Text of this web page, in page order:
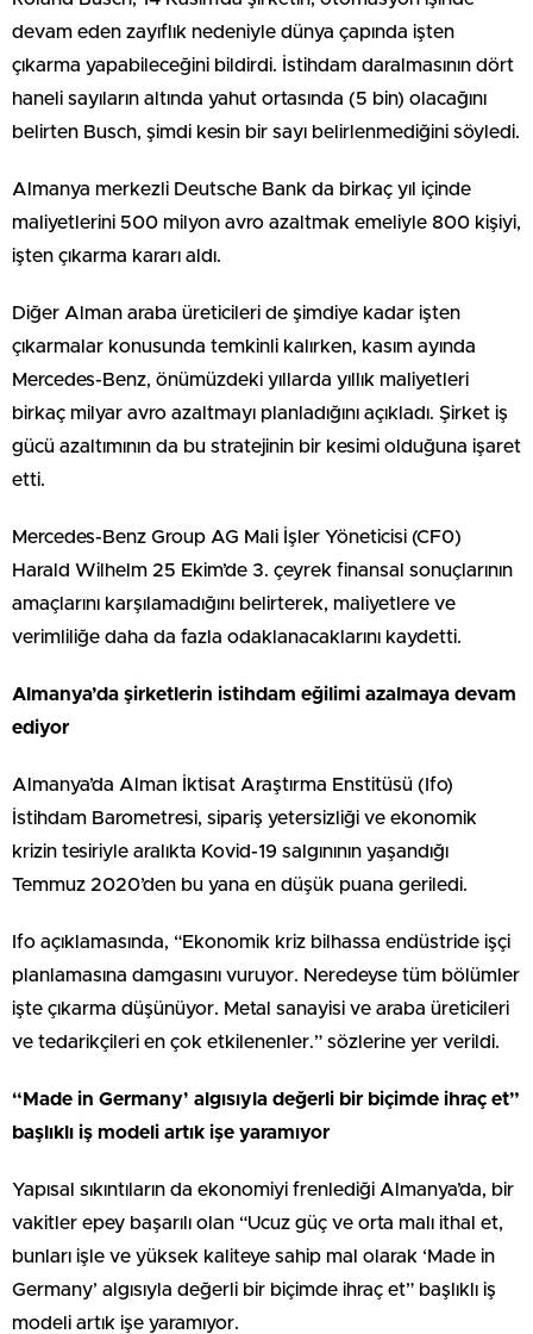
devam eden zayıflık nedeniyle dünya çapında işten
çıkarma yapabileceğini bildirdi. İstihdam daralmasının dört
haneli sayıların altında yahut ortasında (5 bin) olacağını
belirten Busch, şimdi kesin bir sayı belirlenmediğini söyledi.
Almanya merkezli Deutsche Bank da birkaç yıl içinde
maliyetlerini 500 milyon avro azaltmak emeliyle 800 kişiyi,
işten çıkarma kararı aldı.
Diğer Alman araba üreticileri de şimdiye kadar işten
çıkarmalar konusunda temkinli kalırken, kasım ayında
Mercedes-Benz, önümüzdeki yıllarda yıllık maliyetleri
birkaç milyar avro azaltmayı planladığını açıkladı. Şirket iş
gücü azaltımının da bu stratejinin bir kesimi olduğuna işaret
etti.
Mercedes-Benz Group AG Mali İşler Yöneticisi (CF0)
Harald Wilhelm 25 Ekim’de 3. çeyrek finansal sonuçlarının
amaçlarını karşılamadığını belirterek, maliyetlere ve
verimliliğe daha da fazla odaklanacaklarını kaydetti.
Almanya’da şirketlerin istihdam eğilimi azalmaya devam
ediyor
Almanya’da Alman İktisat Araştırma Enstitüsü (Ifo)
İstihdam Barometresi, sipariş yetersizliği ve ekonomik
krizin tesiriyle aralıkta Kovid-19 salgınının yaşandığı
Temmuz 2020’den bu yana en düşük puana geriledi.
Ifo açıklamasında, “Ekonomik kriz bilhassa endüstride işçi
planlamasına damgasını vuruyor. Neredeyse tüm bölümler
işte çıkarma düşünüyor. Metal sanayisi ve araba üreticileri
ve tedarikçileri en çok etkilenenler.” sözlerine yer verildi.
“Made in Germany’ algısıyla değerli bir biçimde ihraç et”
başlıklı iş modeli artık işe yaramıyor
Yapısal sıkıntıların da ekonomiyi frenlediği Almanya’da, bir
vakitler epey başarılı olan “Ucuz güç ve orta malı ithal et,
bunları işle ve yüksek kaliteye sahip mal olarak ‘Made in
Germany’ algısıyla değerli bir biçimde ihraç et” başlıklı iş
modeli artık işe yaramıyor.